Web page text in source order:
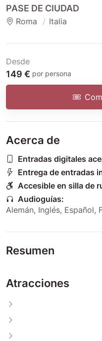
PASE DE CIUDAD
Roma Italia
Desde
149 € por persona
Acerca de
Entradas digitales
Entrega de entradas
Accesible en silla de
Audioguías:
Alemán, Inglés, Español,
Resumen
Atracciones